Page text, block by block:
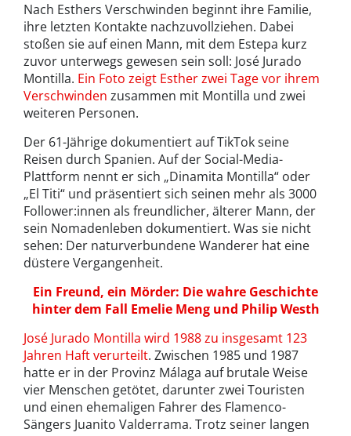
Nach Esthers Verschwinden beginnt ihre Familie,
ihre letzten Kontakte nachzuvollziehen. Dabei
stoßen sie auf einen Mann, mit dem Estepa kurz
zuvor unterwegs gewesen sein soll: José Jurado
Montilla. Ein Foto zeigt Esther zwei Tage vor ihrem
Verschwinden zusammen mit Montilla und zwei
weiteren Personen.
Der 61-Jährige dokumentiert auf TikTok seine
Reisen durch Spanien. Auf der Social-Media-
Plattform nennt er sich „Dinamita Montilla“ oder
„El Titi“ und präsentiert sich seinen mehr als 3000
Follower:innen als freundlicher, älterer Mann, der
sein Nomadenleben dokumentiert. Was sie nicht
sehen: Der naturverbundene Wanderer hat eine
düstere Vergangenheit.
Ein Freund, ein Mörder: Die wahre Geschichte
hinter dem Fall Emelie Meng und Philip Westh
José Jurado Montilla wird 1988 zu insgesamt 123
Jahren Haft verurteilt. Zwischen 1985 und 1987
hatte er in der Provinz Málaga auf brutale Weise
vier Menschen getötet, darunter zwei Touristen
und einen ehemaligen Fahrer des Flamenco-
Sängers Juanito Valderrama. Trotz seiner langen